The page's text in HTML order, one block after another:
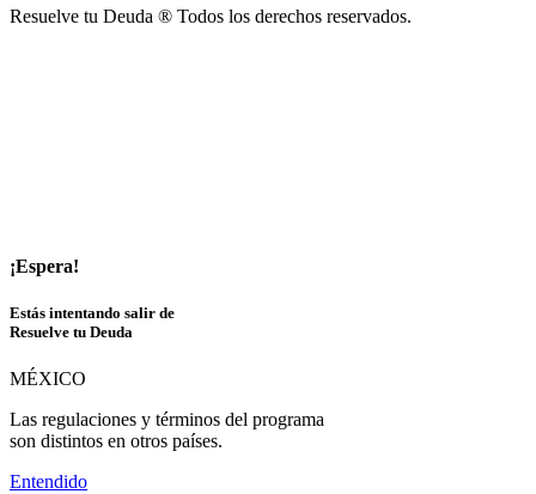
Resuelve tu Deuda ® Todos los derechos reservados.
¡Espera!
Estás intentando salir de
Resuelve tu Deuda
MÉXICO
Las regulaciones y términos del programa
son distintos en otros países.
Entendido